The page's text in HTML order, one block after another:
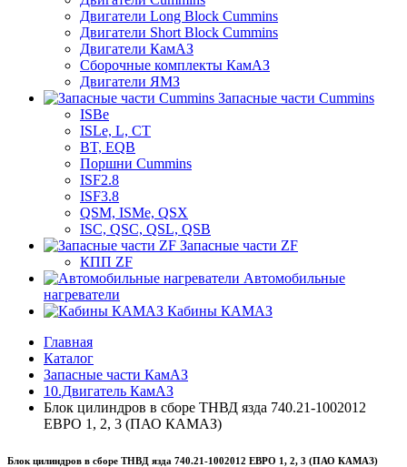
Двигатели Long Bloсk Cummins
Двигатели Short Bloсk Cummins
Двигатели КамАЗ
Сборочные комплекты КамАЗ
Двигатели ЯМЗ
Запасные части Cummins
ISBe
ISLe, L, CT
BT, EQB
Поршни Cummins
ISF2.8
ISF3.8
QSM, ISMe, QSX
ISC, QSC, QSL, QSB
Запасные части ZF
КПП ZF
Автомобильные
нагреватели
Кабины КАМАЗ
Главная
Каталог
Запасные части КамАЗ
10.Двигатель КамАЗ
Блок цилиндров в сборе ТНВД язда 740.21-1002012
ЕВРО 1, 2, 3 (ПАО КАМАЗ)
Блок цилиндров в сборе ТНВД язда 740.21-1002012 ЕВРО 1, 2, 3 (ПАО КАМАЗ)